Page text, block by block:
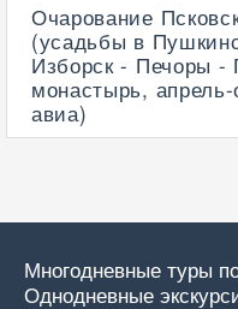
Очарование
(усадьбы в
Изборск - Печоры -
монастырь,
авиа)
Многодневные туры
Однодневные